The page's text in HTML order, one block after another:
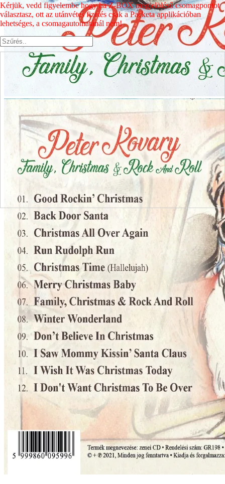
Kérjük, vedd figyelembe hogy ha Z-BOX megjelölésű csomagpontot
választasz, ott az utánvétes fizetés csak a Packeta applikációban
lehetséges, a csomagautomatánál nem!